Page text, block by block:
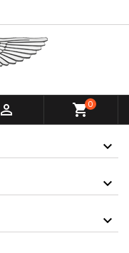
 shopping_cart0